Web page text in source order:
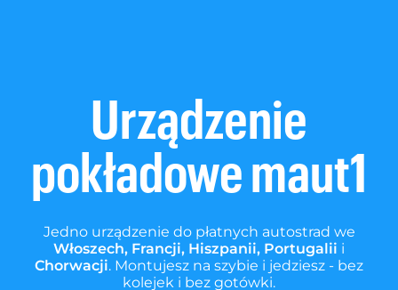
Urządzenie
pokładowe maut1
Jedno urządzenie do płatnych autostrad we
Włoszech, Francji, Hiszpanii, Portugalii i
Chorwacji. Montujesz na szybie i jedziesz - bez
kolejek i bez gotówki.